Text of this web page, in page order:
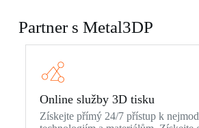
Partner s Metal3DP
Online služby 3D tisku
Získejte přímý 24/7 přístup k